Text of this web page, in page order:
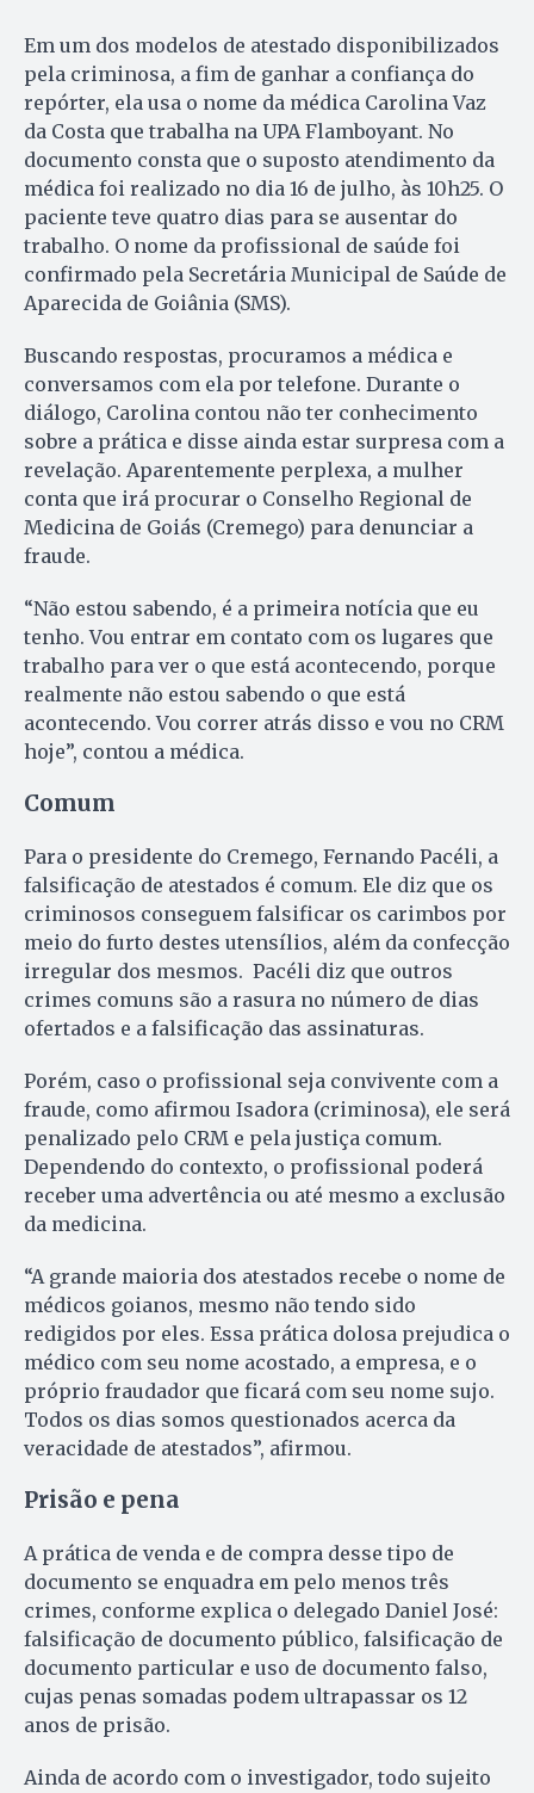
Em um dos modelos de atestado disponibilizados
pela criminosa, a fim de ganhar a confiança do
repórter, ela usa o nome da médica Carolina Vaz
da Costa que trabalha na UPA Flamboyant. No
documento consta que o suposto atendimento da
médica foi realizado no dia 16 de julho, às 10h25. O
paciente teve quatro dias para se ausentar do
trabalho. O nome da profissional de saúde foi
confirmado pela Secretária Municipal de Saúde de
Aparecida de Goiânia (SMS).
Buscando respostas, procuramos a médica e
conversamos com ela por telefone. Durante o
diálogo, Carolina contou não ter conhecimento
sobre a prática e disse ainda estar surpresa com a
revelação. Aparentemente perplexa, a mulher
conta que irá procurar o Conselho Regional de
Medicina de Goiás (Cremego) para denunciar a
fraude.
“Não estou sabendo, é a primeira notícia que eu
tenho. Vou entrar em contato com os lugares que
trabalho para ver o que está acontecendo, porque
realmente não estou sabendo o que está
acontecendo. Vou correr atrás disso e vou no CRM
hoje”, contou a médica.
Comum
Para o presidente do Cremego, Fernando Pacéli, a
falsificação de atestados é comum. Ele diz que os
criminosos conseguem falsificar os carimbos por
meio do furto destes utensílios, além da confecção
irregular dos mesmos. Pacéli diz que outros
crimes comuns são a rasura no número de dias
ofertados e a falsificação das assinaturas.
Porém, caso o profissional seja convivente com a
fraude, como afirmou Isadora (criminosa), ele será
penalizado pelo CRM e pela justiça comum.
Dependendo do contexto, o profissional poderá
receber uma advertência ou até mesmo a exclusão
da medicina.
“A grande maioria dos atestados recebe o nome de
médicos goianos, mesmo não tendo sido
redigidos por eles. Essa prática dolosa prejudica o
médico com seu nome acostado, a empresa, e o
próprio fraudador que ficará com seu nome sujo.
Todos os dias somos questionados acerca da
veracidade de atestados”, afirmou.
Prisão e pena
A prática de venda e de compra desse tipo de
documento se enquadra em pelo menos três
crimes, conforme explica o delegado Daniel José:
falsificação de documento público, falsificação de
documento particular e uso de documento falso,
cujas penas somadas podem ultrapassar os 12
anos de prisão.
Ainda de acordo com o investigador, todo sujeito